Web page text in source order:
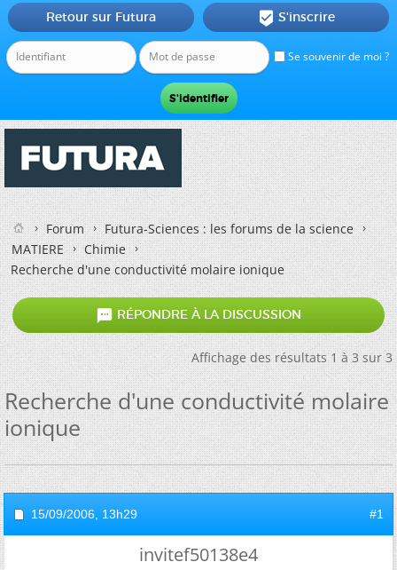
Se souvenir de moi ?
Retour sur Futura  S'inscrire
Forum
Futura-Sciences : les forums de la science
MATIERE
Chimie
Recherche d'une conductivité molaire ionique
 RÉPONDRE À LA DISCUSSION
Affichage des résultats 1 à 3 sur 3
Recherche d'une conductivité molaire
ionique
15/09/2006, 13h29 #1
invitef50138e4